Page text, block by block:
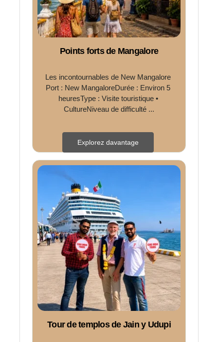
Points forts de Mangalore
Les incontournables de New Mangalore
Port : New MangaloreDurée : Environ 5
heuresType : Visite touristique •
CultureNiveau de difficulté ...
Explorez davantage
Tour de templos de Jain y Udupi